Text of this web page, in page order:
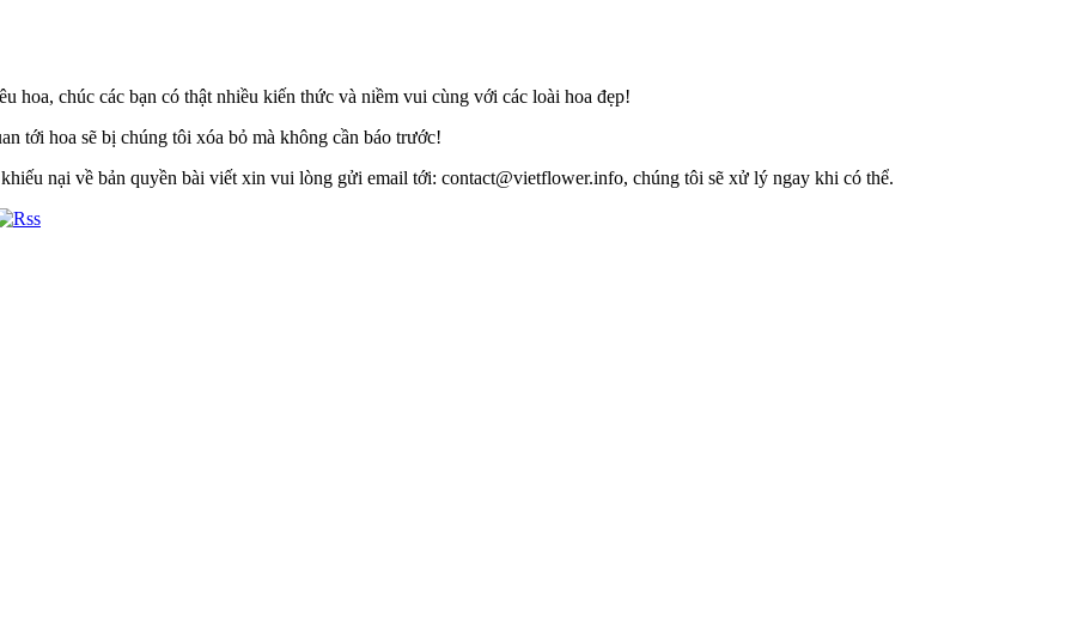
hoa, chúc các bạn có thật nhiều kiến thức và niềm vui cùng với các loài hoa đẹp!
tới hoa sẽ bị chúng tôi xóa bỏ mà không cần báo trước!
nại về bản quyền bài viết xin vui lòng gửi email tới: contact@vietflower.info, chúng tôi sẽ xử lý ngay khi có thể.